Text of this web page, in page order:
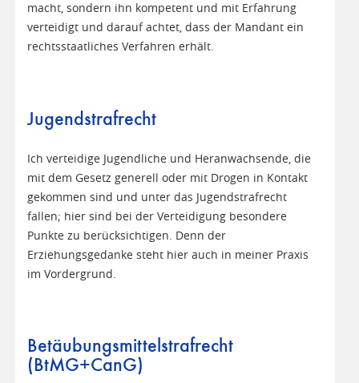
macht, sondern ihn kompetent und mit Erfahrung
verteidigt und darauf achtet, dass der Mandant ein
rechtsstaatliches Verfahren erhält.
Jugendstrafrecht
Ich verteidige Jugendliche und Heranwachsende, die
mit dem Gesetz generell oder mit Drogen in Kontakt
gekommen sind und unter das Jugendstrafrecht
fallen; hier sind bei der Verteidigung besondere
Punkte zu berücksichtigen. Denn der
Erziehungsgedanke steht hier auch in meiner Praxis
im Vordergrund.
Betäubungsmittelstrafrecht
(BtMG+CanG)